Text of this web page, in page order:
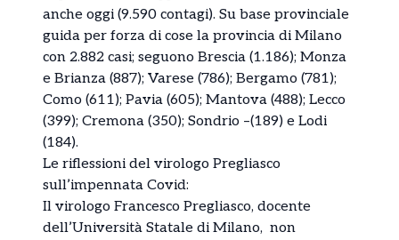
anche oggi (9.590 contagi). Su base provinciale
guida per forza di cose la provincia di Milano
con 2.882 casi; seguono Brescia (1.186); Monza
e Brianza (887); Varese (786); Bergamo (781);
Como (611); Pavia (605); Mantova (488); Lecco
(399); Cremona (350); Sondrio –(189) e Lodi
(184).
Le riflessioni del virologo Pregliasco
sull’impennata Covid:
Il virologo Francesco Pregliasco, docente
dell’Università Statale di Milano, non